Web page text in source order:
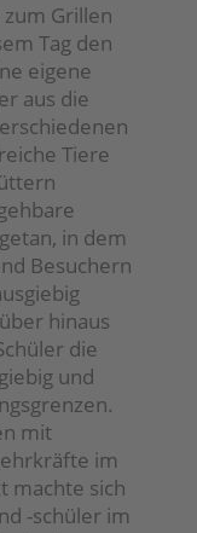
Grillen
Tag den
eigene
aus die
Tiere
in dem
Besuchern
hinaus
die
und
mit
im
machte sich
-schüler im